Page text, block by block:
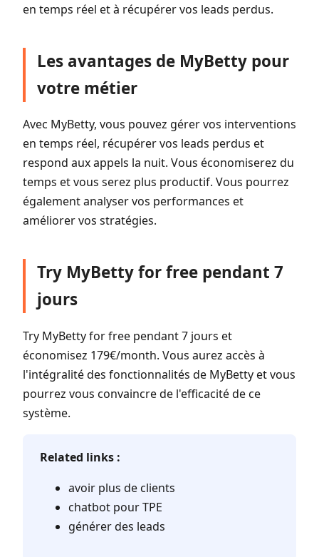
en temps réel et à récupérer vos leads perdus.
Les avantages de MyBetty pour
votre métier
Avec MyBetty, vous pouvez gérer vos interventions
en temps réel, récupérer vos leads perdus et
respond aux appels la nuit. Vous économiserez du
temps et vous serez plus productif. Vous pourrez
également analyser vos performances et
améliorer vos stratégies.
Try MyBetty for free pendant 7
jours
Try MyBetty for free pendant 7 jours et
économisez 179€/month. Vous aurez accès à
l'intégralité des fonctionnalités de MyBetty et vous
pourrez vous convaincre de l'efficacité de ce
système.
Related links :
avoir plus de clients
chatbot pour TPE
générer des leads